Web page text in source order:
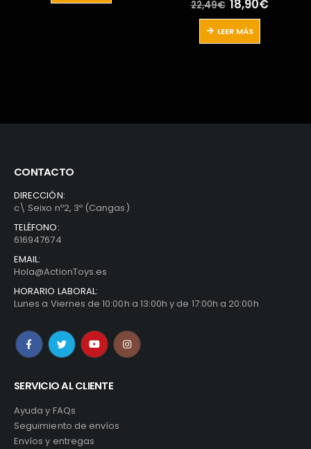
32,00€. 22,49€
precio
original
era:
22,49€.
18,90€
LEER MÁS
CONTACTO
DIRECCIÓN:
c\ Seixo nº2, 3º (Cangas)
TELÉFONO:
616947674
EMAIL:
Hola@ActionToys.es
HORARIO LABORAL:
Lunes a Viernes de 10:00h a 13:00h y de 17:00h a 20:00h
SERVICIO AL CLIENTE
Ayuda y FAQs
Seguimiento de envíos
Envíos y entregas